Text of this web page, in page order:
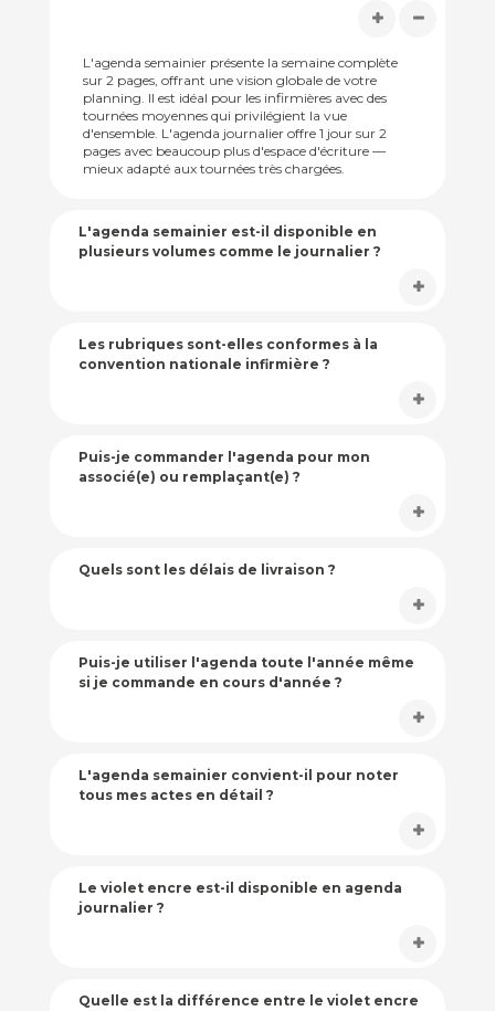
L'agenda semainier présente la semaine complète
sur 2 pages, offrant une vision globale de votre
planning. Il est idéal pour les infirmières avec des
tournées moyennes qui privilégient la vue
d'ensemble. L'agenda journalier offre 1 jour sur 2
pages avec beaucoup plus d'espace d'écriture —
mieux adapté aux tournées très chargées.
L'agenda semainier est-il disponible en
plusieurs volumes comme le journalier ?
Les rubriques sont-elles conformes à la
convention nationale infirmière ?
Puis-je commander l'agenda pour mon
associé(e) ou remplaçant(e) ?
Quels sont les délais de livraison ?
Puis-je utiliser l'agenda toute l'année même
si je commande en cours d'année ?
L'agenda semainier convient-il pour noter
tous mes actes en détail ?
Le violet encre est-il disponible en agenda
journalier ?
Quelle est la différence entre le violet encre